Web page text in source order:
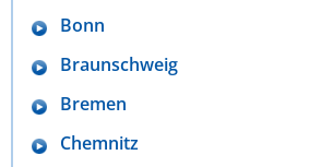
Bonn
Braunschweig
Bremen
Chemnitz